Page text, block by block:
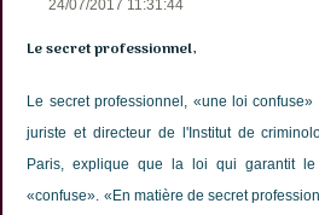
24/07/2017 11:31:44
Le secret professionnel,
Le secret professionnel, «une loi
juriste et directeur de l'Institut de
Paris, explique que la loi qui garantit le
«confuse». «En matière de secret